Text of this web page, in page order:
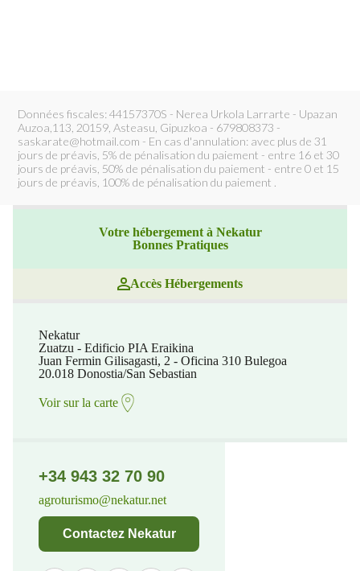
Données fiscales: 44157370S - Nerea Urkola Larrarte - Upazan
Auzoa,113, 20159, Asteasu, Gipuzkoa - 679808373 -
saskarate@hotmail.com - En cas d'annulation: avec plus de 31
jours de préavis, 5% de pénalisation du paiement - entre 16 et 30
jours de préavis, 50% de pénalisation du paiement - entre 0 et 15
jours de préavis, 100% de pénalisation du paiement .
Votre hébergement à Nekatur
Bonnes Pratiques
Accès Hébergements
Nekatur
Zuatzu - Edificio PIA Eraikina
Juan Fermin Gilisagasti, 2 - Oficina 310 Bulegoa
20.018 Donostia/San Sebastian
Voir sur la carte
+34 943 32 70 90
agroturismo@nekatur.net
Contactez Nekatur